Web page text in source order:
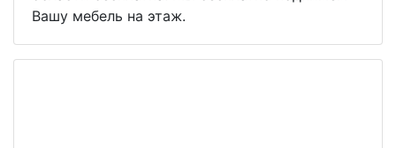
Вашу мебель на этаж.